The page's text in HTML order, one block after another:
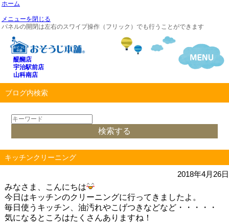
ホーム
メニューを閉じる
パネルの開閉は左右のスワイプ操作（フリック）でも行うことができます
醍醐店
宇治駅前店
山科南店
ブログ内検索
キッチンクリーニング
2018年4月26日
みなさま、こんにちは
今日はキッチンのクリーニングに行ってきましたよ。
毎日使うキッチン、油汚れやこげつきなどなど・・・・・
気になるところはたくさんありますね！